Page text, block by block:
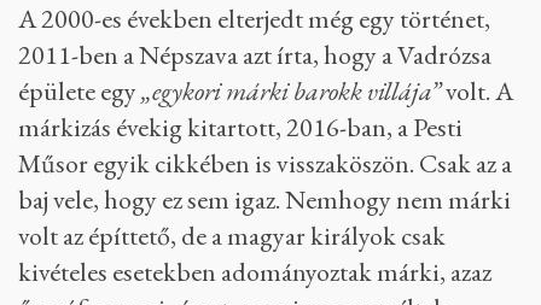
A 2000-es években elterjedt még egy történet,
2011-ben a Népszava azt írta, hogy a Vadrózsa
épülete egy„egykori márki barokk villája”volt. A
márkizás évekig kitartott, 2016-ban, a Pesti
Műsor egyik cikkében is visszaköszön. Csak az a
baj vele, hogy ez sem igaz. Nemhogy nem márki
volt az építtető, de a magyar királyok csak
kivételes esetekben adományoztak márki, azaz